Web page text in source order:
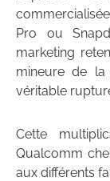
Pro ou
marketing
mineure de la
véritable
Cette
Qualcomm
aux différents